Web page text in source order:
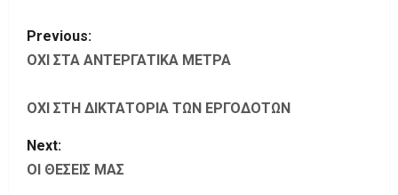
P
o
s
t
n
Previous:
ΟΧΙ ΣΤΑ ΑΝΤΕΡΓΑΤΙΚΑ ΜΕΤΡΑ
ΟΧΙ ΣΤΗ ΔΙΚΤΑΤΟΡΙΑ ΤΩΝ ΕΡΓΟΔΟΤΩΝ
Next:
ΟΙ ΘΕΣΕΙΣ ΜΑΣ